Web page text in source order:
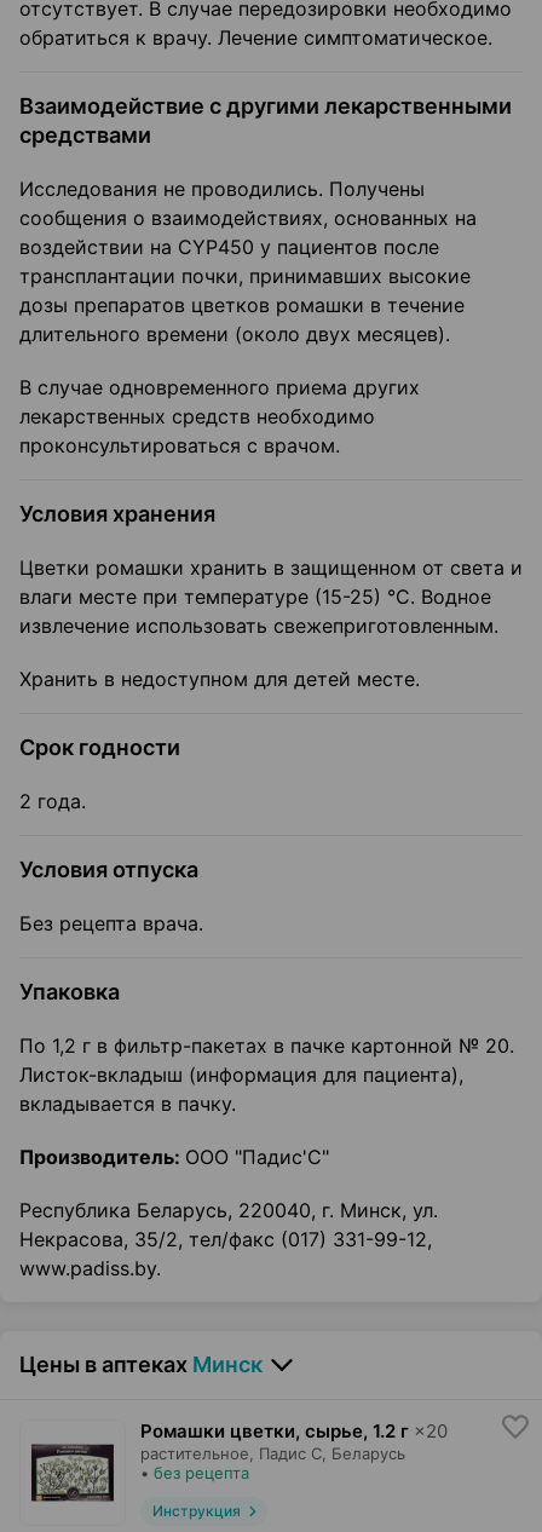
отсутствует. В случае передозировки необходимо
обратиться к врачу. Лечение симптоматическое.
Взаимодействие с другими лекарственными
средствами
Исследования не проводились. Получены
сообщения о взаимодействиях, основанных на
воздействии на CYP450 у пациентов после
трансплантации почки, принимавших высокие
дозы препаратов цветков ромашки в течение
длительного времени (около двух месяцев).
В случае одновременного приема других
лекарственных средств необходимо
проконсультироваться с врачом.
Условия хранения
Цветки ромашки хранить в защищенном от света и
влаги месте при температуре (15-25) °C. Водное
извлечение использовать свежеприготовленным.
Хранить в недоступном для детей месте.
Срок годности
2 года.
Условия отпуска
Без рецепта врача.
Упаковка
По 1,2 г в фильтр-пакетах в пачке картонной № 20.
Листок-вкладыш (информация для пациента),
вкладывается в пачку.
Производитель: ООО "Падис'С"
Республика Беларусь, 220040, г. Минск, ул.
Некрасова, 35/2, тел/факс (017) 331-99-12,
www.padiss.by.
Цены в аптеках Минск
Ромашки цветки, сырье, 1.2 г ×20
растительное, Падис С, Беларусь
• без рецепта
Инструкция